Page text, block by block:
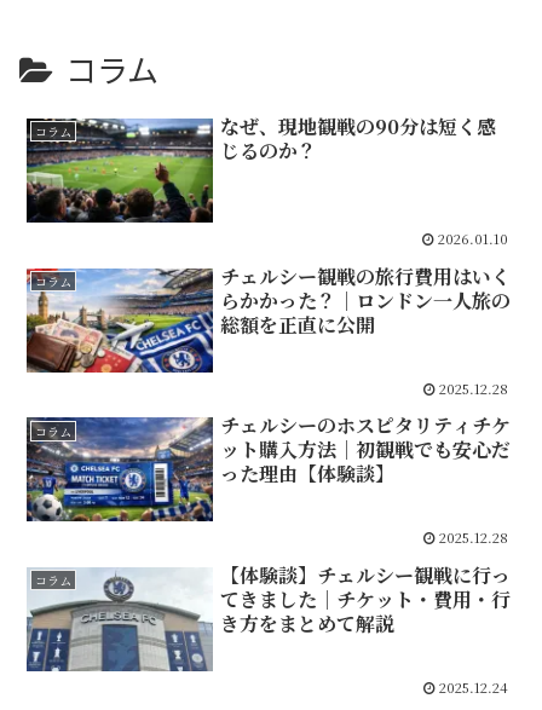
コラム
コラム
なぜ、現地観戦の90分は短く感
じるのか？
2026.01.10
コラム
チェルシー観戦の旅行費用はいく
らかかった？｜ロンドン一人旅の
総額を正直に公開
2025.12.28
コラム
チェルシーのホスピタリティチケ
ット購入方法｜初観戦でも安心だ
った理由【体験談】
2025.12.28
コラム
【体験談】チェルシー観戦に行っ
てきました｜チケット・費用・行
き方をまとめて解説
2025.12.24